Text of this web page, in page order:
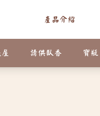
產品介紹
請供臥香 寶瓶